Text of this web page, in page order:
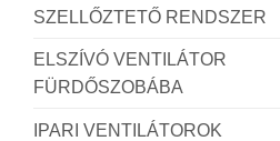
SZELLŐZTETŐ RENDSZER
ELSZÍVÓ VENTILÁTOR
FÜRDŐSZOBÁBA
IPARI VENTILÁTOROK